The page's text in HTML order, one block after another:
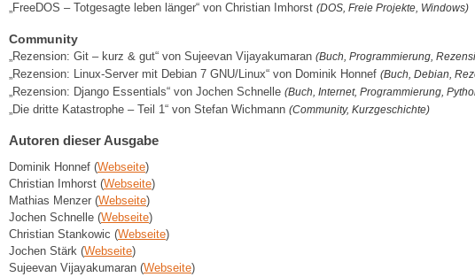
„FreeDOS – Totgesagte leben länger“ von Christian Imhorst (DOS, Freie Projekte, Windows)
Community
„Rezension: Git – kurz & gut“ von Sujeevan Vijayakumaran (Buch, Programmierung,
„Rezension: Linux-Server mit Debian 7 GNU/Linux“ von Dominik Honnef (Buch, Debian,
„Rezension: Django Essentials“ von Jochen Schnelle (Buch, Internet, Programmierung,
„Die dritte Katastrophe – Teil 1“ von Stefan Wichmann (Community, Kurzgeschichte)
Autoren dieser Ausgabe
Dominik Honnef (Webseite)
Christian Imhorst (Webseite)
Mathias Menzer (Webseite)
Jochen Schnelle (Webseite)
Christian Stankowic (Webseite)
Jochen Stärk (Webseite)
Sujeevan Vijayakumaran (Webseite)